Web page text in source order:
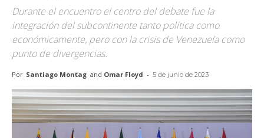
Durante el encuentro el centro del debate fue la
integración del subcontinente tanto política como
económicamente, pero con la crisis de Venezuela como
punto de divergencias.
Por Santiago Montag and Omar Floyd - 5 de junio de 2023